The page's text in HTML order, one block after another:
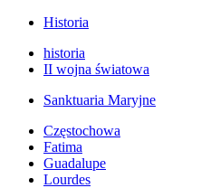
Historia
historia
II wojna światowa
Sanktuaria Maryjne
Częstochowa
Fatima
Guadalupe
Lourdes